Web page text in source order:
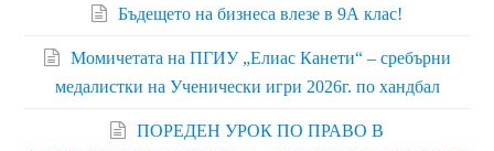
Бъдещето на бизнеса влезе в 9А клас!
Момичетата на ПГИУ „Елиас Канети“ – сребърни
медалистки на Ученически игри 2026г. по хандбал
ПОРЕДЕН УРОК ПО ПРАВО В